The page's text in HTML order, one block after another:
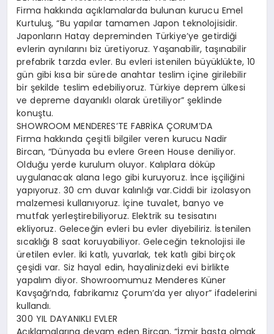
Firma hakkında açıklamalarda bulunan kurucu Emel
Kurtuluş, “Bu yapılar tamamen Japon teknolojisidir.
Japonların Hatay depreminden Türkiye’ye getirdiği
evlerin aynılarını biz üretiyoruz. Yaşanabilir, taşınabilir
prefabrik tarzda evler. Bu evleri istenilen büyüklükte, 10
gün gibi kısa bir sürede anahtar teslim içine girilebilir
bir şekilde teslim edebiliyoruz. Türkiye deprem ülkesi
ve depreme dayanıklı olarak üretiliyor” şeklinde
konuştu.
SHOWROOM MENDERES’TE FABRİKA ÇORUM’DA
Firma hakkında çeşitli bilgiler veren kurucu Nadir
Bircan, “Dünyada bu evlere Green House deniliyor.
Olduğu yerde kurulum oluyor. Kalıplara döküp
uygulanacak alana lego gibi kuruyoruz. İnce işçiliğini
yapıyoruz. 30 cm duvar kalınlığı var.Ciddi bir izolasyon
malzemesi kullanıyoruz. İçine tuvalet, banyo ve
mutfak yerleştirebiliyoruz. Elektrik su tesisatını
ekliyoruz. Geleceğin evleri bu evler diyebiliriz. İstenilen
sıcaklığı 8 saat koruyabiliyor. Geleceğin teknolojisi ile
üretilen evler. İki katlı, yuvarlak, tek katlı gibi birçok
çeşidi var. Siz hayal edin, hayalinizdeki evi birlikte
yapalım diyor. Showroomumuz Menderes Küner
Kavşağı’nda, fabrikamız Çorum’da yer alıyor” ifadelerini
kullandı.
300 YIL DAYANIKLI EVLER